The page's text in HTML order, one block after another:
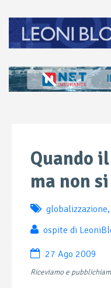
Quando
ma non
globalizzazione,
ospite di
27 Ago 2009
Riceviamo e